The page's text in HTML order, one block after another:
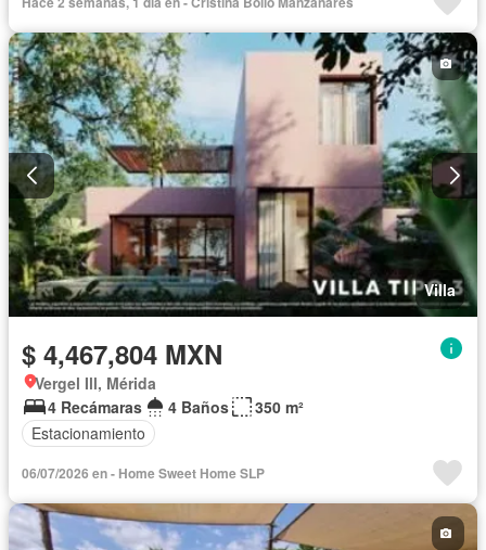
Villa
$ 4,467,804 MXN
Vergel Ill, Mérida
4 Recámaras
4 Baños
350 m²
Estacionamiento
06/07/2026 en - Home Sweet Home SLP